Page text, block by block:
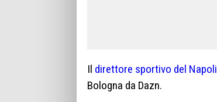
Il direttore sportivo del Napoli
Bologna da Dazn.